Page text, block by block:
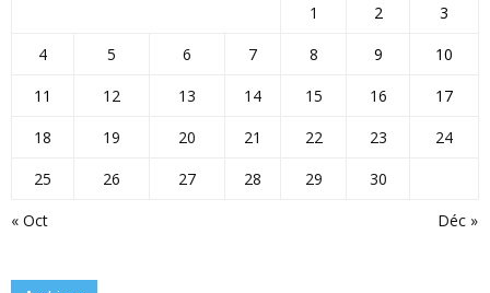
« Oct Déc »
1 2
3
4
5 6 7 8 9
10
11
12 13 14 15 16
17
18
19 20 21 22 23
24
25
26 27 28 29 30